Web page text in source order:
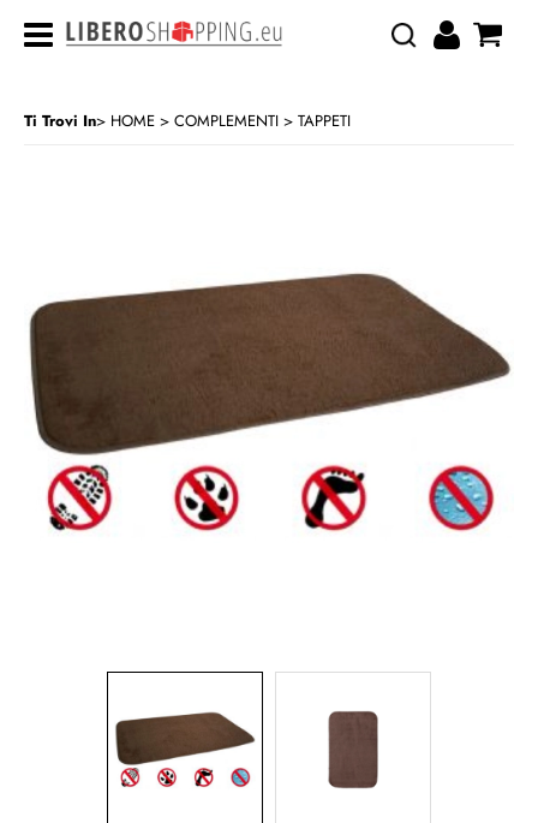
Ti Trovi In HOME COMPLEMENTI TAPPETI